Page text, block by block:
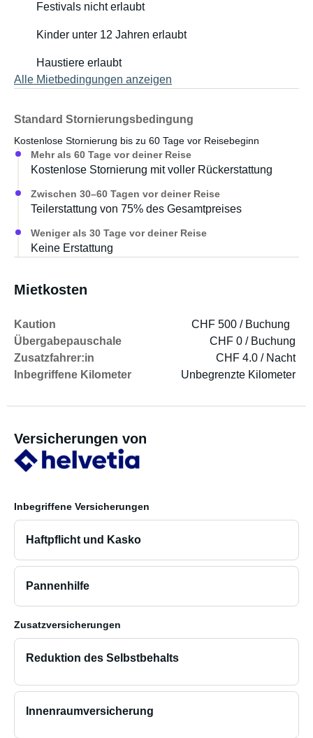
Festivals nicht erlaubt
Kinder unter 12 Jahren erlaubt
Haustiere erlaubt
Alle Mietbedingungen anzeigen
Standard Stornierungsbedingung
Kostenlose Stornierung bis zu 60 Tage vor Reisebeginn
Mehr als 60 Tage vor deiner Reise
Kostenlose Stornierung mit voller Rückerstattung
Zwischen 30–60 Tagen vor deiner Reise
Teilerstattung von 75% des Gesamtpreises
Weniger als 30 Tage vor deiner Reise
Keine Erstattung
Mietkosten
Kaution
CHF 500 / Buchung
Übergabepauschale
CHF 0 / Buchung
Zusatzfahrer:in
CHF 4.0 / Nacht
Inbegriffene Kilometer
Unbegrenzte Kilometer
Versicherungen von
Inbegriffene Versicherungen
Haftpflicht und Kasko
Pannenhilfe
Zusatzversicherungen
Reduktion des Selbstbehalts
Innenraumversicherung